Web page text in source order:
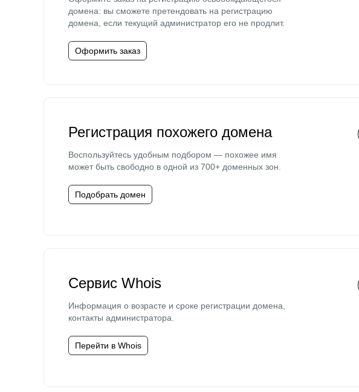
домена: вы сможете претендовать на регистрацию
домена, если текущий администратор его не продлит.
Оформить заказ
Регистрация похожего домена
Воспользуйтесь удобным подбором — похожее имя
может быть свободно в одной из 700+ доменных зон.
Подобрать домен
Сервис Whois
Информация о возрасте и сроке регистрации домена,
контакты администратора.
Перейти в Whois